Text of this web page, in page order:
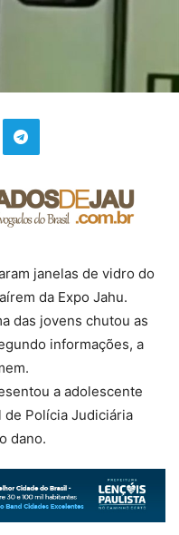
janelas de vidro do
da Expo Jahu.
das jovens chutou as
informações, a
a adolescente
de Polícia Judiciária
dano.